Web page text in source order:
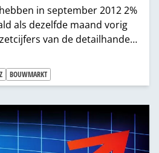
in september 2012 2%
als dezelfde maand vorig
van de detailhandel
BOUWMARKT